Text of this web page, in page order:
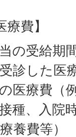
費】
の受給期
診した医
医療費（
種、入院
養費等）